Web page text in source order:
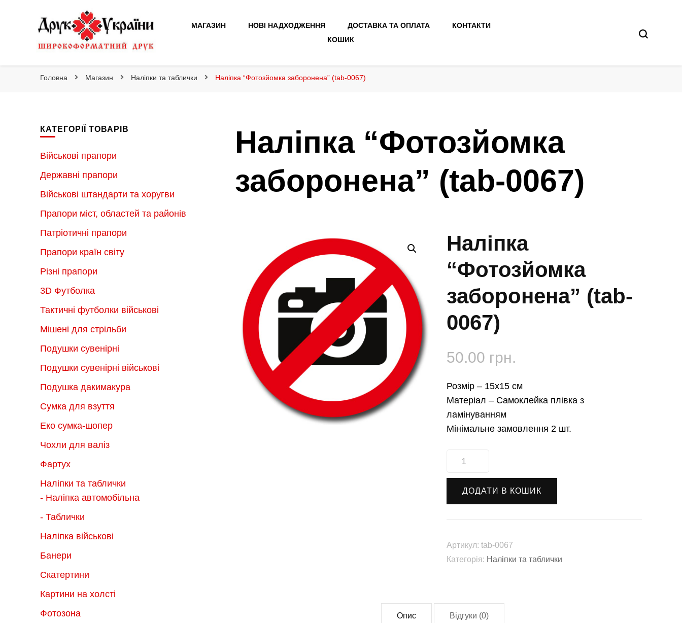
Друк України
МАГАЗИН НОВІ НАДХОДЖЕННЯ ДОСТАВКА ТА ОПЛАТА
КОНТАКТИ
КОШИК
Головна Магазин Наліпки та таблички Наліпка “Фотозйомка заборонена” (tab-0067)
Наліпка “Фотозйомка
заборонена” (tab-0067)
Наліпка
“Фотозйомка
заборонена” (tab-
0067)
50.00 грн.
Розмір – 15х15 см
Матеріал – Самоклейка плівка з
ламінуванням
Мінімальне замовлення 2 шт.
Наліпка
(tab-
ДОДАТИ В КОШИК
Артикул:tab-0067
Категорія: Наліпки та таблички
Опис Відгуки (0)
КАТЕГОРІЇ ТОВАРІВ
Військові прапори
Державні прапори
Військові штандарти та хоругви
Прапори міст, областей та районів
Патріотичні прапори
Прапори країн світу
Різні прапори
3D Футболка
Тактичні футболки військові
Мішені для стрільби
Подушки сувенірні
Подушки сувенірні військові
Подушка дакимакура
Сумка для взуття
Еко сумка-шопер
Чохли для валіз
Фартух
Наліпки та таблички
- Наліпка автомобільна
- Таблички
Наліпка військові
Банери
Скатертини
Картини на холсті
Фотозона